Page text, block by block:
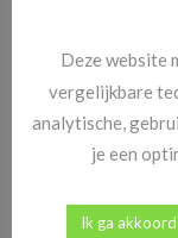
Stedentrip
Deze website
vergelijkbare
analytische,
je een
Ik ga akkoord